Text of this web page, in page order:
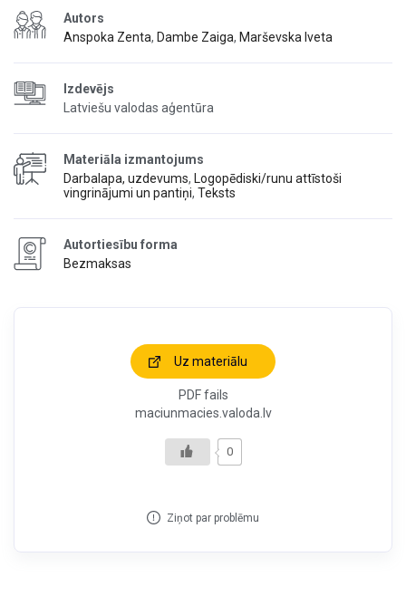
Autors
Anspoka Zenta, Dambe Zaiga, Marševska Iveta
Izdevējs
Latviešu valodas aģentūra
Materiāla izmantojums
Darbalapa, uzdevums, Logopēdiski/runu attīstoši
vingrinājumi un pantiņi, Teksts
Autortiesību forma
Bezmaksas
Uz materiālu
PDF fails
maciunmacies.valoda.lv
0
Ziņot par problēmu